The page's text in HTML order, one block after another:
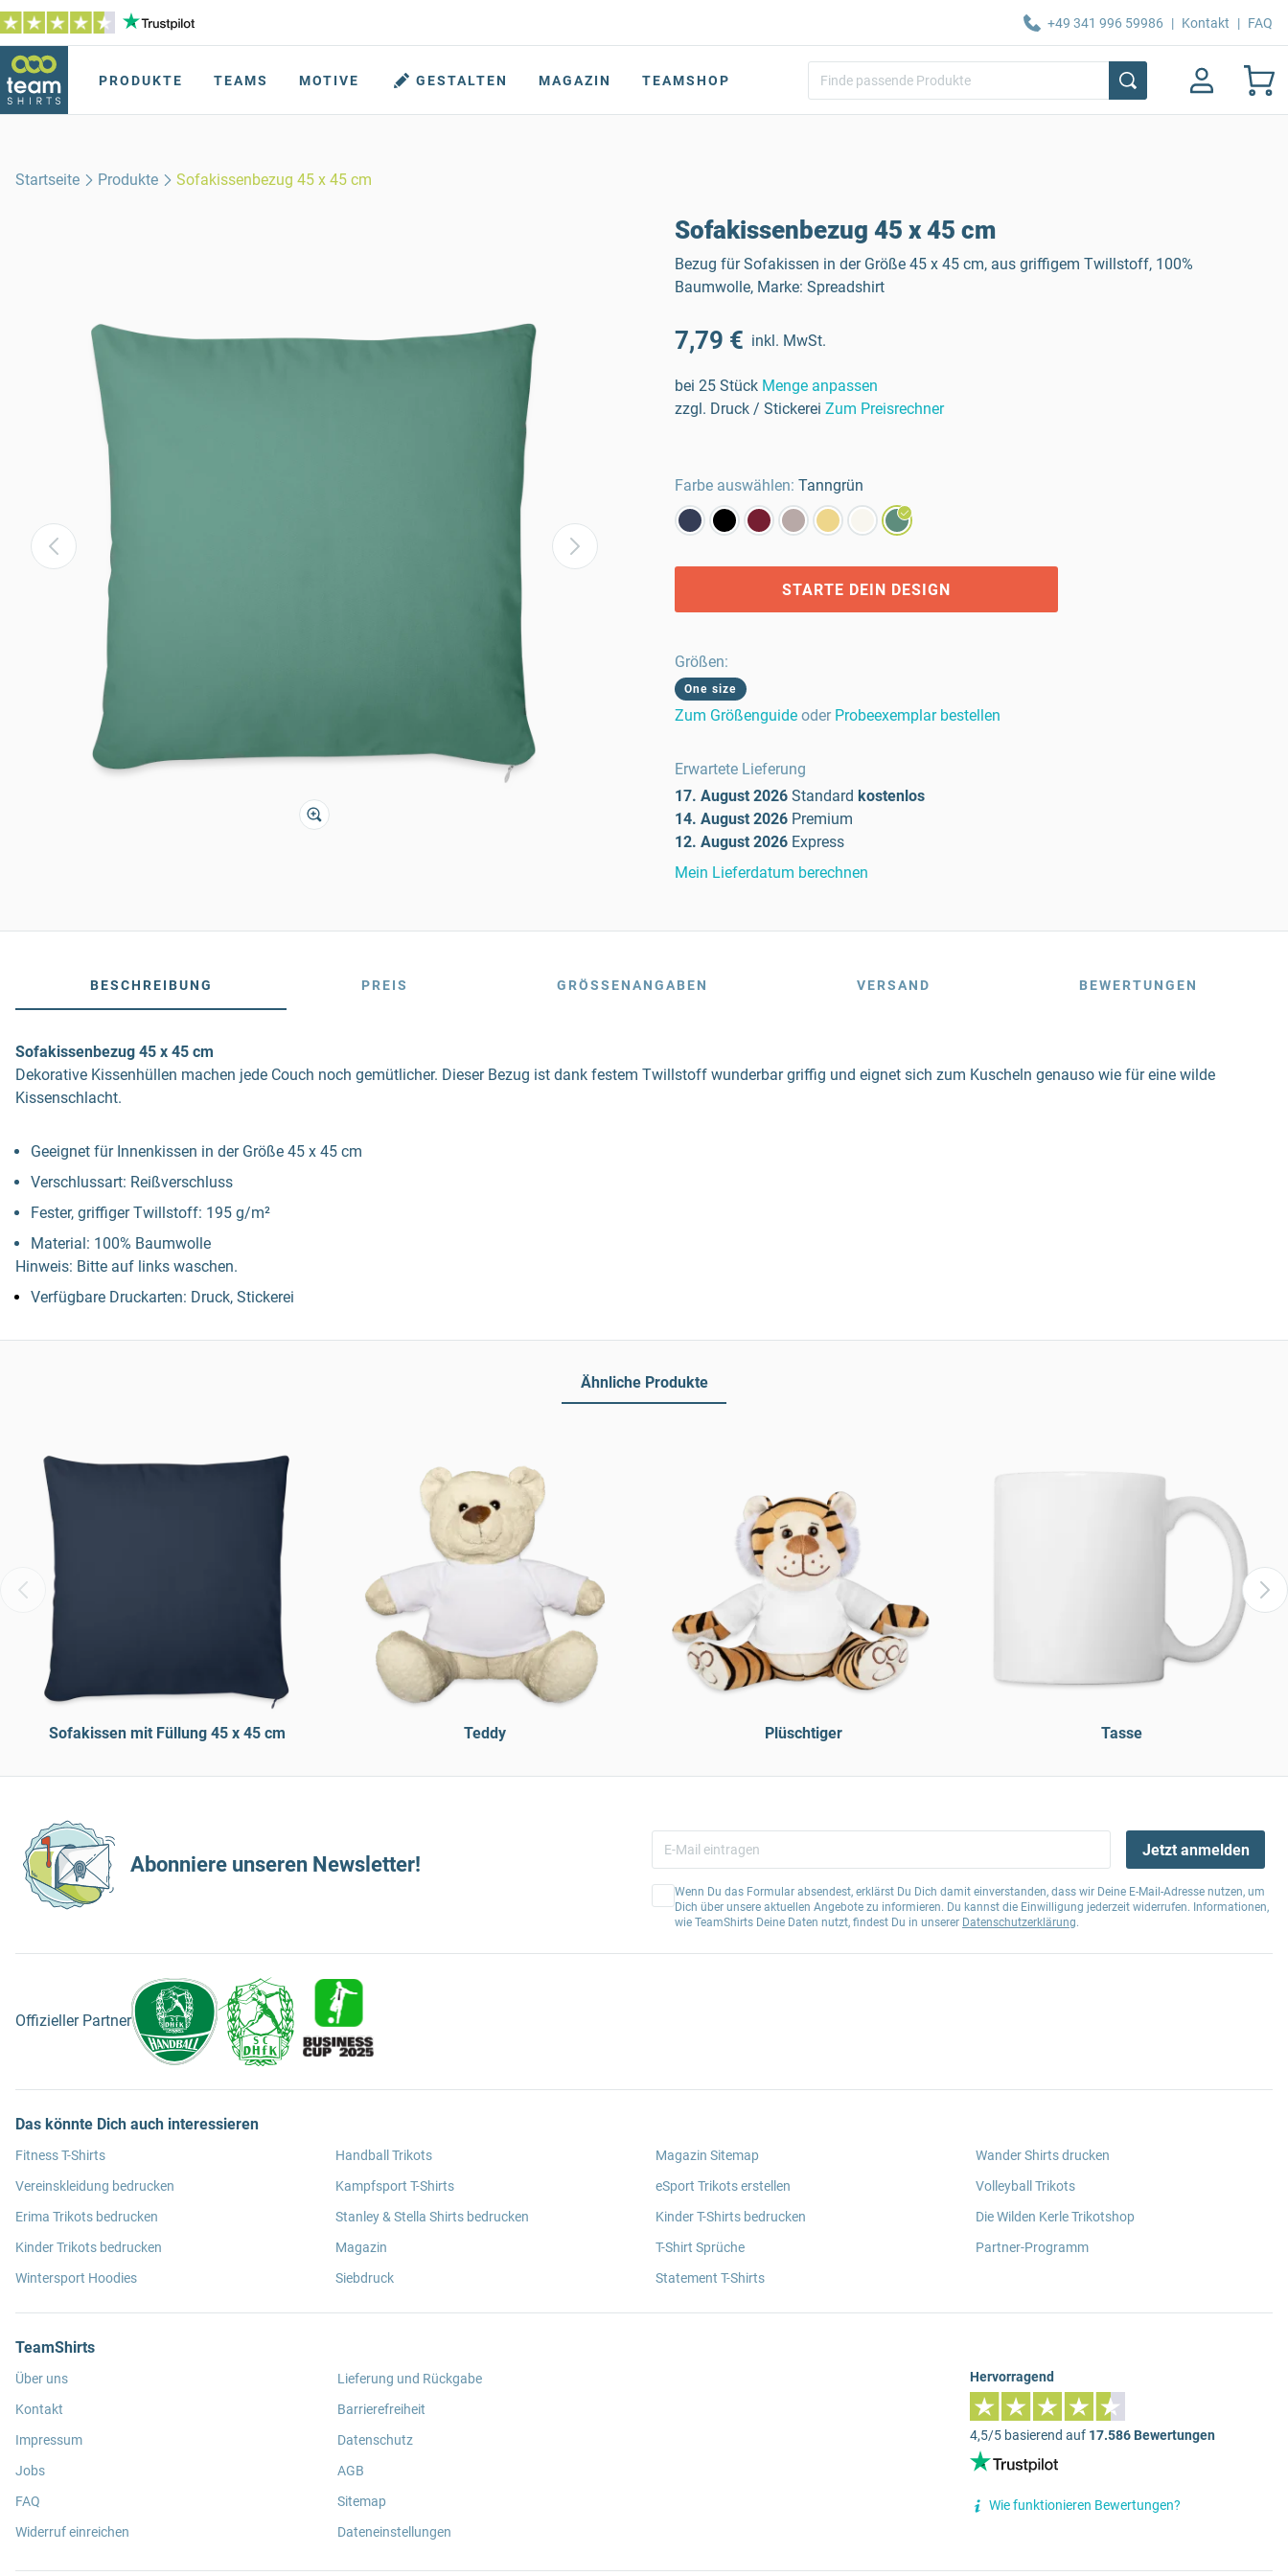
+49 341 996 59986 | Kontakt | FAQ
PRODUKTE TEAMS MOTIVE GESTALTEN MAGAZIN TEAMSHOP
Startseite Produkte Sofakissenbezug 45 x 45 cm
Sofakissenbezug 45 x 45 cm
Bezug für Sofakissen in der Größe 45 x 45 cm, aus griffigem Twillstoff, 100%
Baumwolle, Marke: Spreadshirt
7,79 € inkl. MwSt.
bei 25 Stück Menge anpassen
zzgl. Druck / Stickerei Zum Preisrechner
Farbe auswählen: Tanngrün
STARTE DEIN DESIGN
Größen:
One size
Zum Größenguide oder Probeexemplar bestellen
Erwartete Lieferung
17. August 2026 Standard kostenlos
14. August 2026 Premium
12. August 2026 Express
Mein Lieferdatum berechnen
BESCHREIBUNG PREIS GRÖSSENANGABEN VERSAND BEWERTUNGEN
Sofakissenbezug 45 x 45 cm
Dekorative Kissenhüllen machen jede Couch noch gemütlicher. Dieser Bezug ist dank festem Twillstoff wunderbar griffig und eignet sich zum Kuscheln genauso wie für eine wilde
Kissenschlacht.
Geeignet für Innenkissen in der Größe 45 x 45 cm
Verschlussart: Reißverschluss
Fester, griffiger Twillstoff: 195 g/m²
Material: 100% Baumwolle
Hinweis: Bitte auf links waschen.
Verfügbare Druckarten: Druck, Stickerei
Ähnliche Produkte
Sofakissen mit Füllung 45 x 45 cm Teddy Plüschtiger Tasse
Abonniere unseren Newsletter!
Jetzt anmelden
Wenn Du das Formular absendest, erklärst Du Dich damit einverstanden, dass wir Deine E-Mail-Adresse nutzen, um
Dich über unsere aktuellen Angebote zu informieren. Du kannst die Einwilligung jederzeit widerrufen. Informationen,
wie TeamShirts Deine Daten nutzt, findest Du in unserer Datenschutzerklärung.
Offizieller Partner
Das könnte Dich auch interessieren
Fitness T-Shirts
Vereinskleidung bedrucken
Erima Trikots bedrucken
Kinder Trikots bedrucken
Wintersport Hoodies
Handball Trikots
Kampfsport T-Shirts
Stanley & Stella Shirts bedrucken
Magazin
Siebdruck
Magazin Sitemap
eSport Trikots erstellen
Kinder T-Shirts bedrucken
T-Shirt Sprüche
Statement T-Shirts
Wander Shirts drucken
Volleyball Trikots
Die Wilden Kerle Trikotshop
Partner-Programm
TeamShirts
Über uns
Kontakt
Impressum
Jobs
FAQ
Widerruf einreichen
Lieferung und Rückgabe
Barrierefreiheit
Datenschutz
AGB
Sitemap
Dateneinstellungen
Hervorragend
4,5/5 basierend auf 17.586 Bewertungen
Wie funktionieren Bewertungen?